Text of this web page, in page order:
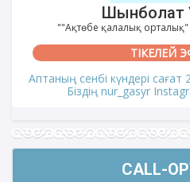
Шынболат
""Ақтөбе қалалық
ТІКЕЛЕЙ
Аптаның сенбі күндері
Біздің nur_gasyr
CALL-